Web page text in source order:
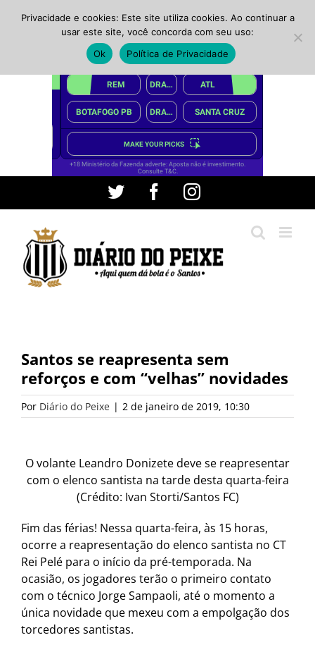
conteúdo
Twitter FacebookInstagram
Santos se reapresenta sem
reforços e com “velhas” novidades
Por Diário do Peixe | 2 de janeiro de 2019, 10:30
O volante Leandro Donizete deve se reapresentar
com o elenco santista na tarde desta quarta-feira
(Crédito: Ivan Storti/Santos FC)
Fim das férias! Nessa quarta-feira, às 15 horas,
ocorre a reapresentação do elenco santista no CT
Rei Pelé para o início da pré-temporada. Na
ocasião, os jogadores terão o primeiro contato
com o técnico Jorge Sampaoli, até o momento a
única novidade que mexeu com a empolgação dos
torcedores santistas.
Privacidade e cookies: Este site utiliza cookies. Ao continuar a
usar este site, você concorda com seu uso:
Ok
Política de Privacidade